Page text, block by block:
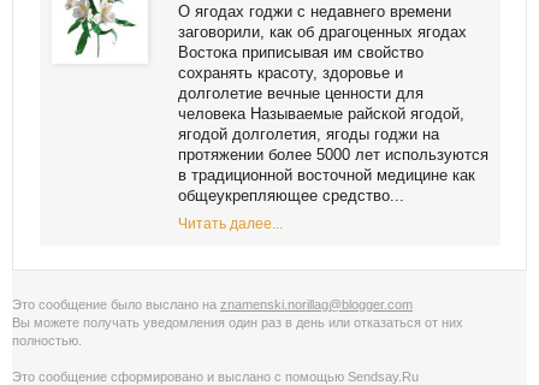
О ягодах годжи с недавнего времени
заговорили, как об драгоценных ягодах
Востока приписывая им свойство
сохранять красоту, здоровье и
долголетие вечные ценности для
человека Называемые райской ягодой,
ягодой долголетия, ягоды годжи на
протяжении более 5000 лет используются
в традиционной восточной медицине как
общеукрепляющее средство...
Читать далее...
Это сообщение было выслано на znamenski.norillag@blogger.com
Вы можете получать уведомления один раз в день или отказаться от них
полностью
Это сообщение сформировано и выслано с помощью Sendsay.Ru